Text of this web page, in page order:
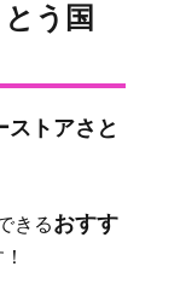
う国
ストアさと
きるおすす